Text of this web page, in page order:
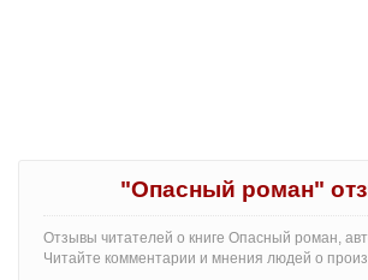
"Опасный роман"
Отзывы читателей о книге Опасный роман,
Читайте комментарии и мнения людей о